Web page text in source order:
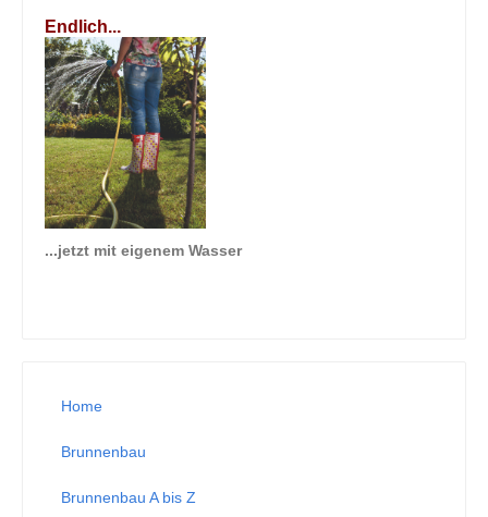
Endlich...
...jetzt mit eigenem Wasser
Home
Brunnenbau
Brunnenbau A bis Z